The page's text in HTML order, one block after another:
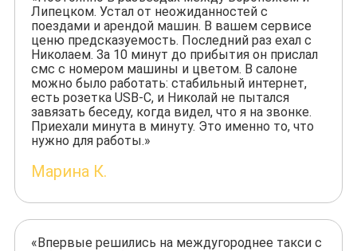
Липецком. Устал от неожиданностей с
поездами и арендой машин. В вашем сервисе
ценю предсказуемость. Последний раз ехал с
Николаем. За 10 минут до прибытия он прислал
смс с номером машины и цветом. В салоне
можно было работать: стабильный интернет,
есть розетка USB-C, и Николай не пытался
завязать беседу, когда видел, что я на звонке.
Приехали минута в минуту. Это именно то, что
нужно для работы.»
Марина К.
«Впервые решились на междугороднее такси с